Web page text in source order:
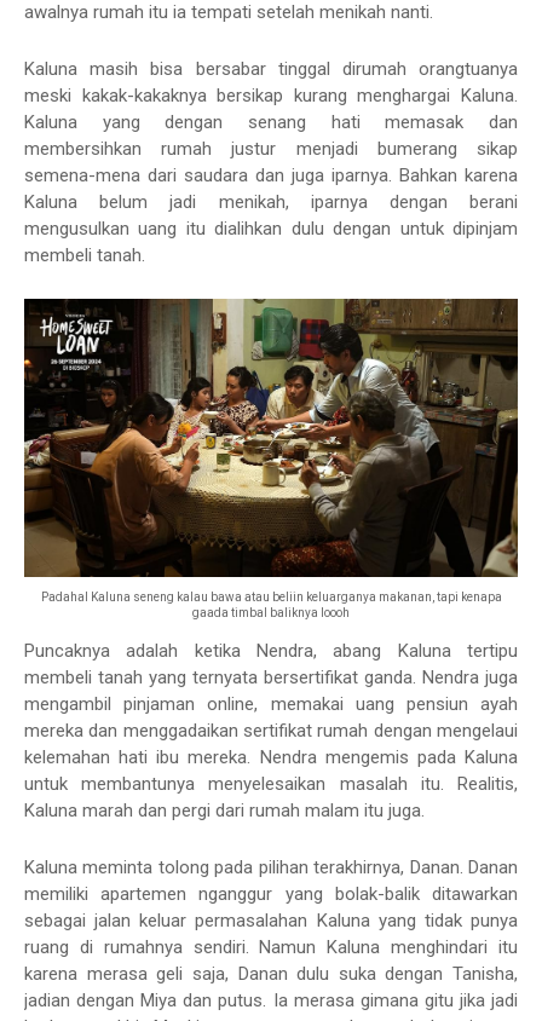
awalnya rumah itu ia tempati setelah menikah nanti.
Kaluna masih bisa bersabar tinggal dirumah orangtuanya
meski kakak-kakaknya bersikap kurang menghargai Kaluna.
Kaluna yang dengan senang hati memasak dan
membersihkan rumah justur menjadi bumerang sikap
semena-mena dari saudara dan juga iparnya. Bahkan karena
Kaluna belum jadi menikah, iparnya dengan berani
mengusulkan uang itu dialihkan dulu dengan untuk dipinjam
membeli tanah.
Padahal Kaluna seneng kalau bawa atau beliin keluarganya makanan, tapi kenapa
gaada timbal baliknya loooh
Puncaknya adalah ketika Nendra, abang Kaluna tertipu
membeli tanah yang ternyata bersertifikat ganda. Nendra juga
mengambil pinjaman online, memakai uang pensiun ayah
mereka dan menggadaikan sertifikat rumah dengan mengelaui
kelemahan hati ibu mereka. Nendra mengemis pada Kaluna
untuk membantunya menyelesaikan masalah itu. Realitis,
Kaluna marah dan pergi dari rumah malam itu juga.
Kaluna meminta tolong pada pilihan terakhirnya, Danan. Danan
memiliki apartemen nganggur yang bolak-balik ditawarkan
sebagai jalan keluar permasalahan Kaluna yang tidak punya
ruang di rumahnya sendiri. Namun Kaluna menghindari itu
karena merasa geli saja, Danan dulu suka dengan Tanisha,
jadian dengan Miya dan putus. Ia merasa gimana gitu jika jadi